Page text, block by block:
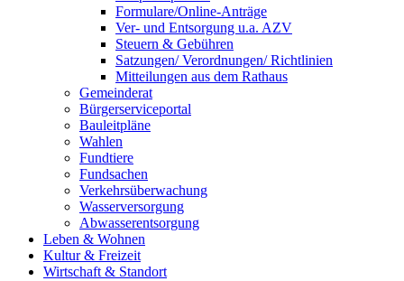
Formulare/Online-Anträge
Ver- und Entsorgung u.a. AZV
Steuern & Gebühren
Satzungen/ Verordnungen/ Richtlinien
Mitteilungen aus dem Rathaus
Gemeinderat
Bürgerserviceportal
Bauleitpläne
Wahlen
Fundtiere
Fundsachen
Verkehrsüberwachung
Wasserversorgung
Abwasserentsorgung
Leben & Wohnen
Kultur & Freizeit
Wirtschaft & Standort